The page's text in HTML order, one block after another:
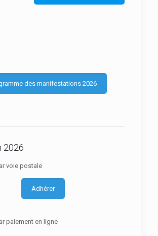
des manifestations 2026
2026
voie postale
Adhérer
paiement en ligne